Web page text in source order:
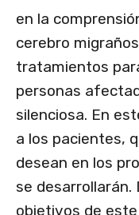
en la
cerebro
tratamientos
personas
silenciosa. En
a los pacientes,
desean en los
se desarrollarán.
objetivos de